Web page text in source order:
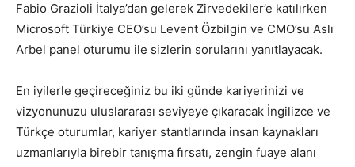
Fabio Grazioli İtalya’dan gelerek Zirvedekiler’e katılırken
Microsoft Türkiye CEO’su Levent Özbilgin ve CMO’su Aslı
Arbel panel oturumu ile sizlerin sorularını yanıtlayacak.
En iyilerle geçireceğiniz bu iki günde kariyerinizi ve
vizyonunuzu uluslararası seviyeye çıkaracak İngilizce ve
Türkçe oturumlar, kariyer stantlarında insan kaynakları
uzmanlarıyla birebir tanışma fırsatı, zengin fuaye alanı